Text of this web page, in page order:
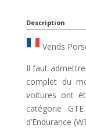
Description
Vends
Il faut
complet du
voitures ont
catégorie
d’Endurance